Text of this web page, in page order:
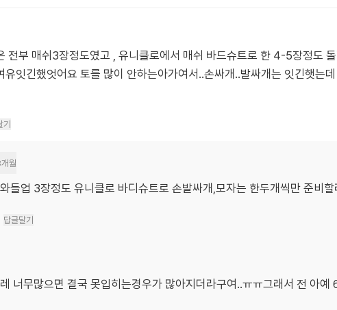
전부 매쉬3장정도였고 , 유니클로에서 매쉬 바드슈트로 한 4-5장정도
잇긴했엇어요 토를 많이 안하는아가여서..손싸개..발싸개는 잇긴햇는
기
월
들업 3장정도 유니클로 바디슈트로 손발싸개,모자는 한두개씩만 준비
답글달기
너무많으면 결국 못입히는경우가 많아지더라구여..ㅠㅠ그래서 전 아